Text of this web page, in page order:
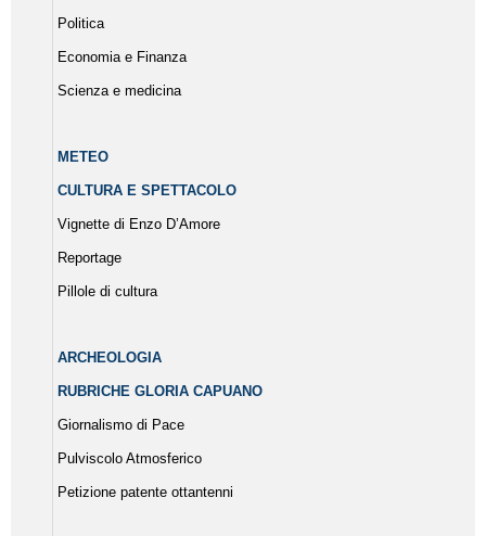
Politica
Economia e Finanza
Scienza e medicina
METEO
CULTURA E SPETTACOLO
Vignette di Enzo D’Amore
Reportage
Pillole di cultura
ARCHEOLOGIA
RUBRICHE GLORIA CAPUANO
Giornalismo di Pace
Pulviscolo Atmosferico
Petizione patente ottantenni